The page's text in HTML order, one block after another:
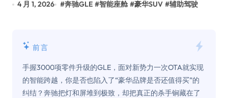
4 月 1, 2026 #奔驰GLE #智能座舱 #豪华SUV #辅助驾驶
前言
手握3000项零件升级的GLE，面对新势力一次OTA就实现
的智能跨越，你是否也陷入了“豪华品牌是否还值得买”的
纠结？奔驰把灯和屏堆到极致，却把真正的杀手锏藏在了